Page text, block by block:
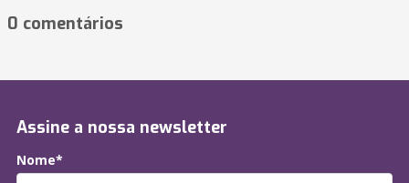
0 comentários
Assine a nossa newsletter
Nome*